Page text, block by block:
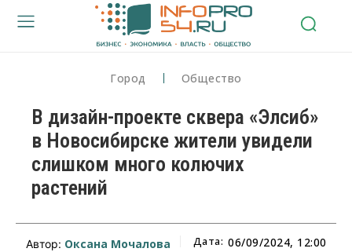
Город Общество
В дизайн-проекте сквера «Элсиб»
в Новосибирске жители увидели
слишком много колючих
растений
Автор: Оксана Мочалова Дата: 06/09/2024, 12:00